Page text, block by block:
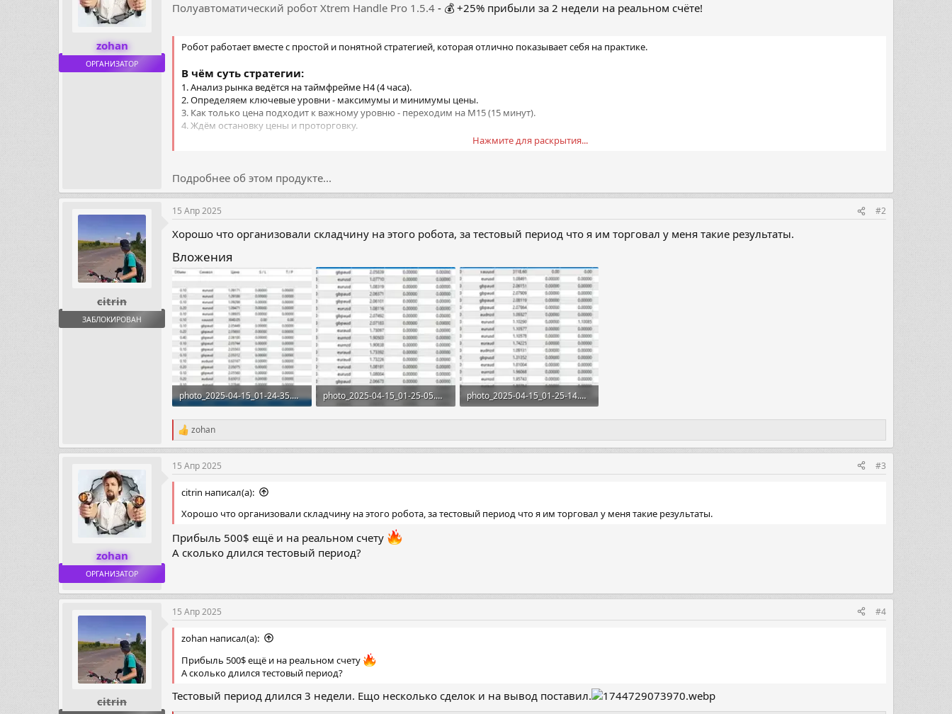
zohan
ОРГАНИЗАТОР
Полуавтоматический робот Xtrem Handle Pro 1.5.4 - 💰 +25% прибыли за 2 недели на реальном счёте!
Робот работает вместе с простой и понятной стратегией, которая отлично показывает себя на практике.
В чём суть стратегии:
1. Анализ рынка ведётся на таймфрейме H4 (4 часа).
2. Определяем ключевые уровни - максимумы и минимумы цены.
3. Как только цена подходит к важному уровню - переходим на M15 (15 минут).
4. Ждём остановку цены и проторговку.
Если минимум — Buy
Нажмите для раскрытия...
Подробнее об этом продукте...
citrin
ЗАБЛОКИРОВАН
15 Апр 2025 #2
Хорошо что организовали складчину на этого робота, за тестовый период что я им торговал у меня такие результаты.
Вложения
photo_2025-04-15_01-24-35.webp
99.8 KB · Просмотры: 201
photo_2025-04-15_01-25-05.webp
84.5 KB · Просмотры: 188
photo_2025-04-15_01-25-14.webp
83.8 KB · Просмотры: 190
Р
е
а
к
и
zohan
zohan
ОРГАНИЗАТОР
15 Апр 2025 #3
citrin написал(а):
Хорошо что организовали складчину на этого робота, за тестовый период что я им торговал у меня такие результаты.
Прибыль 500$ ещё и на реальном счету
А сколько длился тестовый период?
citrin
15 Апр 2025 #4
zohan написал(а):
Прибыль 500$ ещё и на реальном счету
А сколько длился тестовый период?
Тестовый период длился 3 недели. Ещо несколько сделок и на вывод поставил.